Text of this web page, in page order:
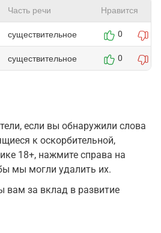
Часть речи Нравится
существительное 0
существительное 0
если вы обнаружили слова
к оскорбительной,
18+, нажмите справа на
мы могли удалить их.
за вклад в развитие